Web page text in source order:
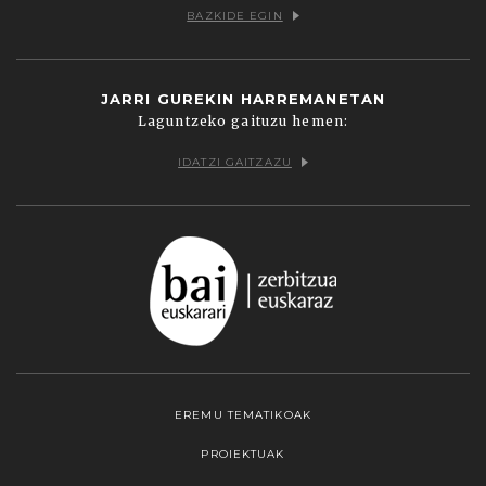
BAZKIDE EGIN
JARRI GUREKIN HARREMANETAN
Laguntzeko gaituzu hemen:
IDATZI GAITZAZU
EREMU TEMATIKOAK
PROIEKTUAK